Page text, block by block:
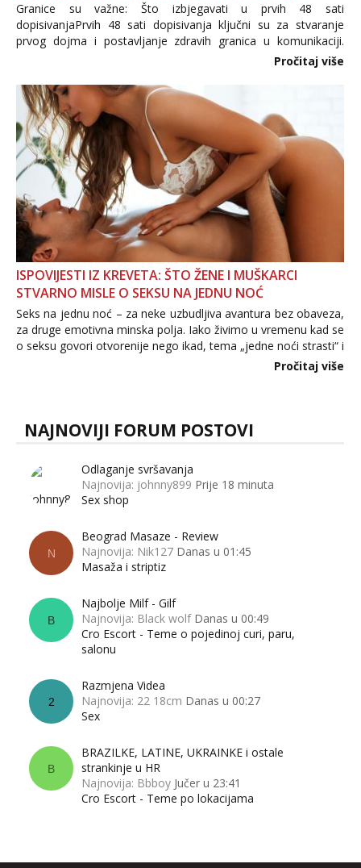
Granice su važne: Što izbjegavati u prvih 48 sati
dopisivanjaPrvih 48 sati dopisivanja ključni su za stvaranje
prvog dojma i postavljanje zdravih granica u komunikaciji.
Važno je izbjeći prebrzo otkrivanje osobnih ili intimnih
informacija, jer nepoznata osoba još nije zaslužila to
povjerenje. Takođe...
Pročitaj više
ISPOVIJESTI IZ KREVETA: ŠTO ŽENE I MUŠKARCI
STVARNO MISLE O SEKSU NA JEDNU NOĆ
Seks na jednu noć – za neke uzbudljiva avantura bez obaveza,
za druge emotivna minska polja. Iako živimo u vremenu kad se
o seksu govori otvorenije nego ikad, tema „jedne noći strasti“ i
dalje izaziva burne rasprave. Što zapravo misle žene, a što
Pročitaj više
NAJNOVIJI FORUM POSTOVI
Odlaganje svršavanja
Najnovija: johnny899 Prije 18 minuta
Sex shop
N
Beograd Masaze - Review
Najnovija: Nik127 Danas u 01:45
Masaža i striptiz
B
Najbolje Milf - Gilf
Najnovija: Black wolf Danas u 00:49
Cro Escort - Teme o pojedinoj curi, paru,
salonu
2
Razmjena Videa
Najnovija: 22 18cm Danas u 00:27
Sex
B
BRAZILKE, LATINE, UKRAINKE i ostale
strankinje u HR
Najnovija: Bbboy Jučer u 23:41
Cro Escort - Teme po lokacijama